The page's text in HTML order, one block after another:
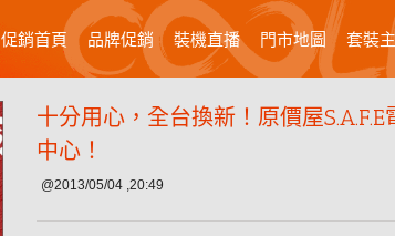
促銷首頁 品牌促銷 裝機直播 門市地圖 套裝
十分用心，全台換新！原價屋S.A.F.E
中心！
@2013/05/04 ,20:49